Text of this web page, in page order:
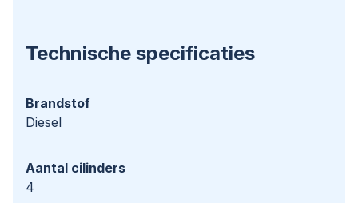
Technische specificaties
Brandstof
Diesel
Aantal cilinders
4